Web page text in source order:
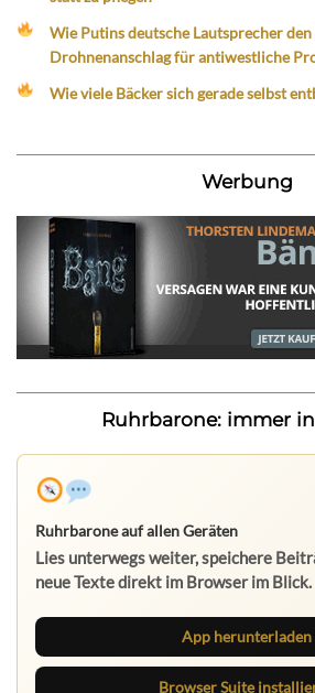
Wie Putins deutsche Lautsprecher
Drohnenanschlag für antiwestliche
Wie viele Bäcker sich gerade selbst
Werbung
Ruhrbarone: immer
Ruhrbarone auf allen Geräten
Lies unterwegs weiter, speichere
neue Texte direkt im Browser im Blick.
App herunterladen
Browser Suite